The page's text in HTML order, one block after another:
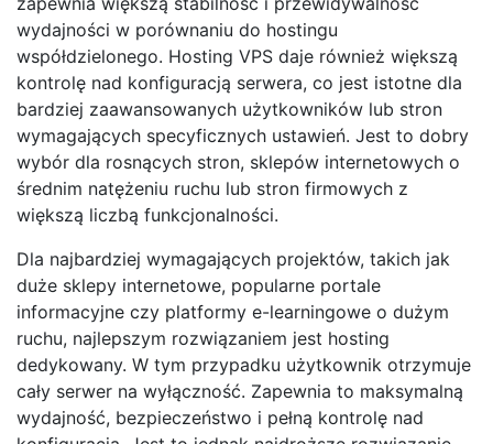
wydajności w porównaniu do hostingu
współdzielonego. Hosting VPS daje również większą
kontrolę nad konfiguracją serwera, co jest istotne dla
bardziej zaawansowanych użytkowników lub stron
wymagających specyficznych ustawień. Jest to dobry
wybór dla rosnących stron, sklepów internetowych o
średnim natężeniu ruchu lub stron firmowych z
większą liczbą funkcjonalności.
Dla najbardziej wymagających projektów, takich jak
duże sklepy internetowe, popularne portale
informacyjne czy platformy e-learningowe o dużym
ruchu, najlepszym rozwiązaniem jest hosting
dedykowany. W tym przypadku użytkownik otrzymuje
cały serwer na wyłączność. Zapewnia to maksymalną
wydajność, bezpieczeństwo i pełną kontrolę nad